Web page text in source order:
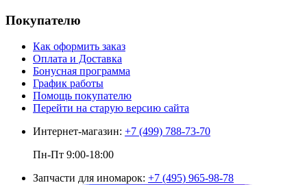
Покупателю
Как оформить заказ
Оплата и Доставка
Бонусная программа
График работы
Помощь покупателю
Перейти на старую версию сайта
Интернет-магазин: +7 (499) 788-73-70
Пн-Пт 9:00-18:00
Запчасти для иномарок: +7 (495) 965-98-78